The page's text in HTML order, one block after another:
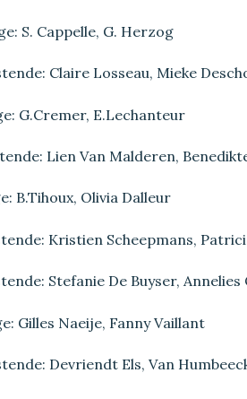
S. Cappelle, G. Herzog
Claire Losseau, Mieke
G.Cremer, E.Lechanteur
Lien Van Malderen,
B.Tihoux, Olivia Dalleur
Kristien Scheepmans,
Stefanie De Buyser,
Gilles Naeije, Fanny Vaillant
Devriendt Els, Van